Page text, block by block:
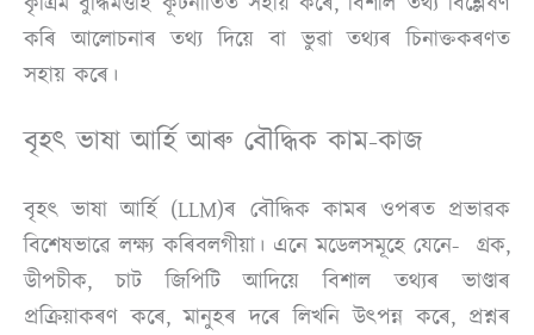
কৰি আলোচনাৰ তথ্য দিয়ে বা ভুৱা তথ্যৰ চিনাক্তকৰণত
সহায় কৰে।
বৃহৎ ভাষা আৰ্হি আৰু বৌদ্ধিক কাম-কাজ
বৃহৎ ভাষা আৰ্হি (LLM)ৰ বৌদ্ধিক কামৰ ওপৰত প্ৰভাৱক
বিশেষভাৱে লক্ষ্য কৰিবলগীয়া। এনে মডেলসমূহে যেনে- গ্ৰক,
ডীপচীক, চাট জিপিটি আদিয়ে বিশাল তথ্যৰ ভাণ্ডাৰ
প্ৰক্ৰিয়াকৰণ কৰে, মানুহৰ দৰে লিখনি উৎপন্ন কৰে, প্ৰশ্নৰ